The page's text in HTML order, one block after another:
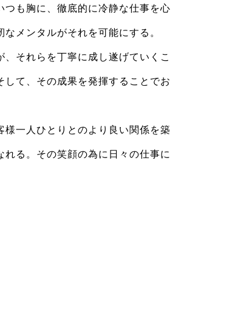
つも胸に、徹底的に冷静な仕事を心
メンタルがそれを可能にする。
それらを丁寧に成し遂げていくこ
して、その成果を発揮することでお
一人ひとりとのより良い関係を築
る。その笑顔の為に日々の仕事に